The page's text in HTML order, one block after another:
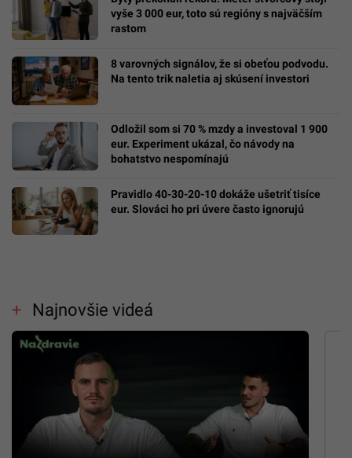
vyše 3 000 eur, toto sú regióny s najväčším
rastom
8 varovných signálov, že si obeťou podvodu.
Na tento trik naletia aj skúsení investori
Odložil som si 70 % mzdy a investoval 1 900
eur. Experiment ukázal, čo návody na
bohatstvo nespomínajú
Pravidlo 40-30-20-10 dokáže ušetriť tisíce
eur. Slováci ho pri úvere často ignorujú
Najnovšie videá